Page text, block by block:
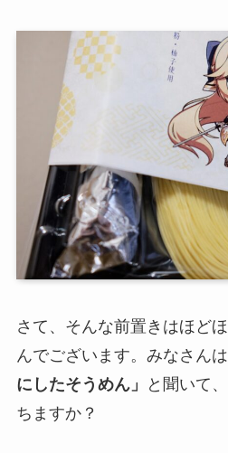
さて、そんな前置きはほど
んでございます。みなさんは
にしたそうめん」
と聞いて
ちますか？